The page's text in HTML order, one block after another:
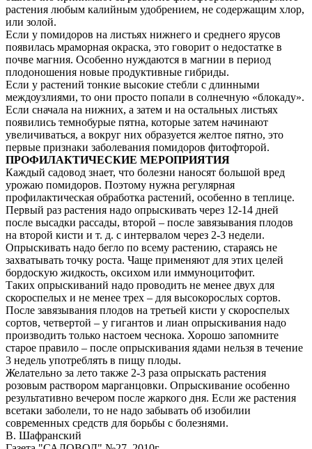
растения любым калийным удобрением, не содержащим хлор,
или золой.
Если у помидоров на листьях нижнего и среднего ярусов
появилась мраморная окраска, это говорит о недостатке в
почве магния. Особенно нуждаются в магнии в период
плодоношения новые продуктивные гибриды.
Если у растений тонкие высокие стебли с длинными
междоузлиями, то они просто попали в солнечную «блокаду».
Если сначала на нижних, а затем и на остальных листьях
появились темно­бурые пятна, которые затем начинают
увеличиваться, а вокруг них образуется желтое пятно, это
первые признаки заболевания помидоров фитофторой.
ПРОФИЛАКТИЧЕСКИЕ МЕРОПРИЯТИЯ
Каждый садовод знает, что болезни наносят большой вред
урожаю помидоров. Поэтому нужна регулярная
профилактическая обработка растений, особенно в теплице.
Первый раз растения надо опрыскивать через 12-14 дней
после высадки рассады, второй – после завязывания плодов
на второй кисти и т. д. с интервалом через 2-3 недели.
Опрыскивать надо бегло по всему растению, стараясь не
захватывать точку роста. Чаще применяют для этих целей
бордоскую жидкость, оксихом или иммуноцитофит.
Таких опрыскиваний надо проводить не менее двух для
скороспелых и не менее трех – для высокорослых сортов.
После завязывания плодов на третьей кисти у скороспелых
сортов, четвертой – у гигантов и лиан опрыскивания надо
производить только настоем чеснока. Хорошо запомните
старое правило – после опрыскивания ядами нельзя в течение
3 недель употреблять в пищу плоды.
Желательно за лето также 2-3 раза опрыскать растения
розовым раствором марганцовки. Опрыскивание особенно
результативно вечером после жаркого дня. Если же растения
все­таки заболели, то не надо забывать об изобилии
современных средств для борьбы с болезнями.
В. Шафранский